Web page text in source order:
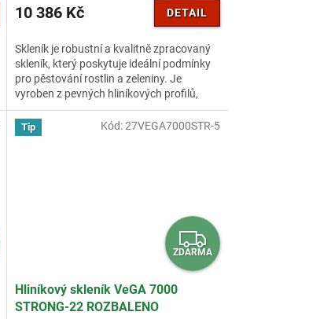
A
10 386 Kč DETAIL
Skleník je robustní a kvalitně zpracovaný
skleník, který poskytuje ideální podmínky
pro pěstování rostlin a zeleniny. Je
vyroben z pevných hliníkových profilů,
které zaručují...
Tip
Z
D
ZDARMA
Hliníkový skleník VeGA 7000
STRONG-22 ROZBALENO
Kód:27VEGA7000STR-5